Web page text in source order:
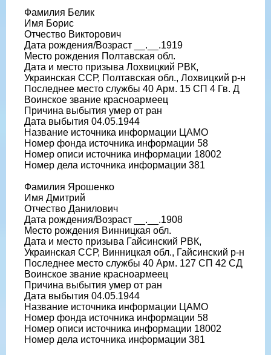
Фамилия Белик
Имя Борис
Отчество Викторович
Дата рождения/Возраст __.__.1919
Место рождения Полтавская обл.
Дата и место призыва Лохвицкий РВК,
Украинская ССР, Полтавская обл., Лохвицкий р-н
Последнее место службы 40 Арм. 15 СП 4 Гв. Д
Воинское звание красноармеец
Причина выбытия умер от ран
Дата выбытия 04.05.1944
Название источника информации ЦАМО
Номер фонда источника информации 58
Номер описи источника информации 18002
Номер дела источника информации 381
Фамилия Ярошенко
Имя Дмитрий
Отчество Данилович
Дата рождения/Возраст __.__.1908
Место рождения Винницкая обл.
Дата и место призыва Гайсинский РВК,
Украинская ССР, Винницкая обл., Гайсинский р-н
Последнее место службы 40 Арм. 127 СП 42 СД
Воинское звание красноармеец
Причина выбытия умер от ран
Дата выбытия 04.05.1944
Название источника информации ЦАМО
Номер фонда источника информации 58
Номер описи источника информации 18002
Номер дела источника информации 381